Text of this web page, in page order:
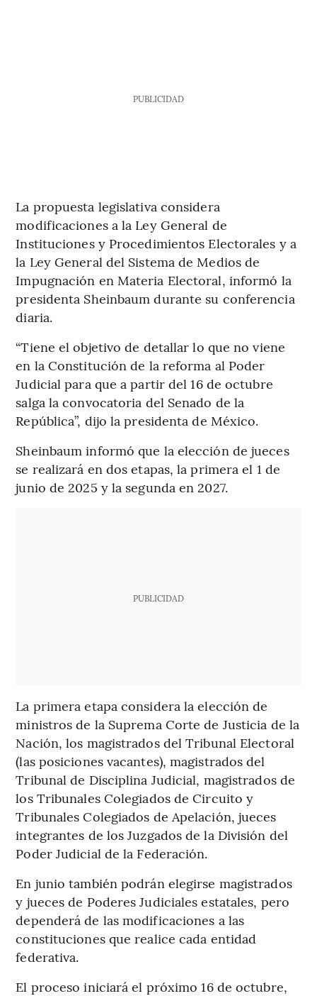
PUBLICIDAD
La propuesta legislativa considera
modificaciones a la Ley General de
Instituciones y Procedimientos Electorales y a
la Ley General del Sistema de Medios de
Impugnación en Materia Electoral, informó la
presidenta Sheinbaum durante su conferencia
diaria.
“Tiene el objetivo de detallar lo que no viene
en la Constitución de la reforma al Poder
Judicial para que a partir del 16 de octubre
salga la convocatoria del Senado de la
República”, dijo la presidenta de México.
Sheinbaum informó que la elección de jueces
se realizará en dos etapas, la primera el 1 de
junio de 2025 y la segunda en 2027.
PUBLICIDAD
La primera etapa considera la elección de
ministros de la Suprema Corte de Justicia de la
Nación, los magistrados del Tribunal Electoral
(las posiciones vacantes), magistrados del
Tribunal de Disciplina Judicial, magistrados de
los Tribunales Colegiados de Circuito y
Tribunales Colegiados de Apelación, jueces
integrantes de los Juzgados de la División del
Poder Judicial de la Federación.
En junio también podrán elegirse magistrados
y jueces de Poderes Judiciales estatales, pero
dependerá de las modificaciones a las
constituciones que realice cada entidad
federativa.
El proceso iniciará el próximo 16 de octubre,